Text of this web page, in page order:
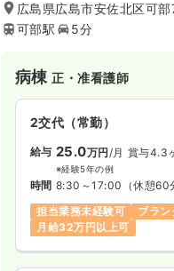
療のみならず、精神訪問看護
を併設し、退院後のケアにも
る病院です。
広島県広島市安佐北区可
可部駅
5分
病棟正・准看護師
2交代（常勤）
給与 25.0万円 /月 賞与4.3
※経験5年の例
時間 8:30～17:00 （休憩60
担当業務未経験可
ブラン
月給32万円以上可